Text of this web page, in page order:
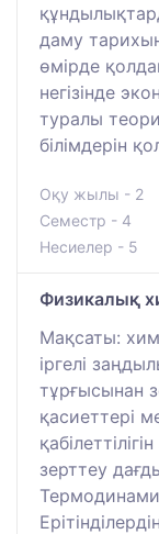
даму тарихын
өмірде
негізінде
туралы
білімдерін
Оқу жылы - 2
Семестр - 4
Несиелер - 5
Физикалық
Мақсаты:
іргелі
тұрғысынан
қасиеттері
зерттеу